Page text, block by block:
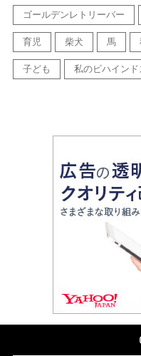
ゴールデンレトリーバー
育児 柴犬 馬
子ども 私のビハイン